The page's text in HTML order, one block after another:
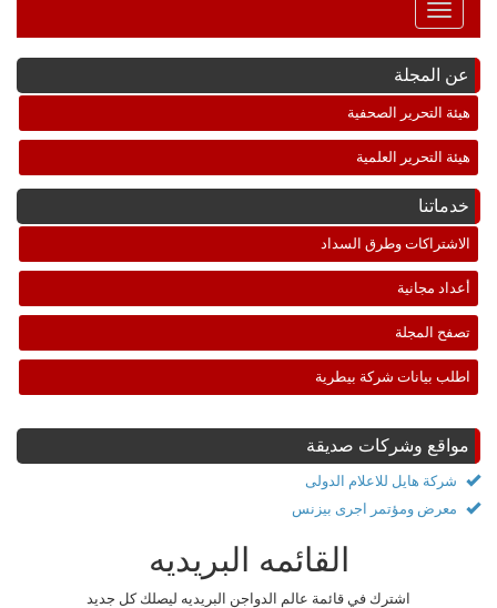
Toggle
Navigation
عن المجلة
هيئة التحرير الصحفية
هيئة التحرير العلمية
خدماتنا
الاشتراكات وطرق السداد
أعداد مجانية
تصفح المجلة
اطلب بيانات شركة بيطرية
مواقع وشركات صديقة
شركة هايل للاعلام الدولى
معرض ومؤتمر اجرى بيزنس
القائمه البريديه
اشترك في قائمة عالم الدواجن البريديه ليصلك كل جديد